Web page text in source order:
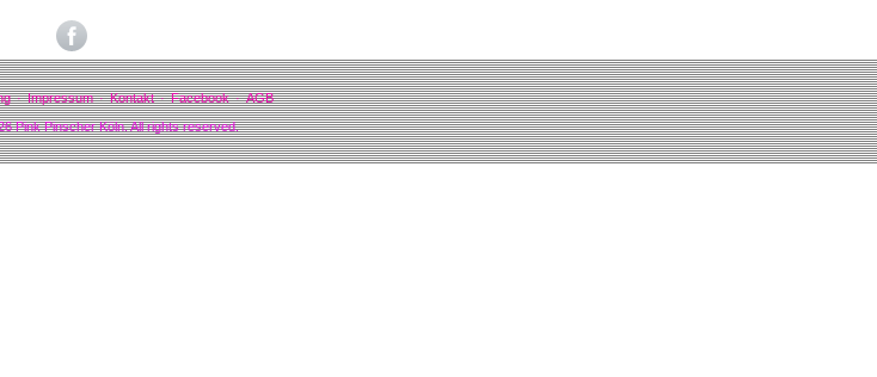
Impressum Kontakt Facebook
AGB
Pink Pinscher Köln. All rights reserved.